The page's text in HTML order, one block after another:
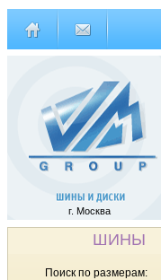
г. Москва
ШИНЫ
Поиск по размерам: